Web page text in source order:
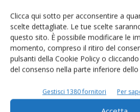
Clicca qui sotto per acconsentire a
scelte dettagliate. Le tue scelte
questo sito. È possibile modificare le
momento, compreso il ritiro del
pulsanti della Cookie Policy o
del consenso nella parte inferiore
Gestisci 1380 fornitori Per